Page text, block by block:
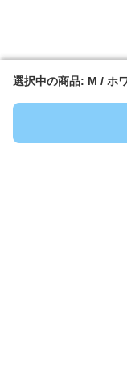
選択中の商品: M / ホ
選択中の商品: M / ホ